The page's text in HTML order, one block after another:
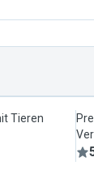
Tieren